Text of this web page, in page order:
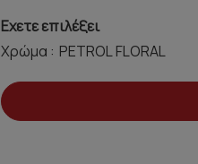
Εχετε επιλέξει
Χρώμα :